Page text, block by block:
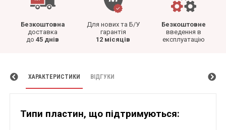
Безкоштовна
доставка
до 45 днів
Для нових та Б/У
гарантія
12 місяців
Безкоштовне
введення в
експлуатацію
ХАРАКТЕРИСТИКИ ВІДГУКИ
Типи пластин, що підтримуються: